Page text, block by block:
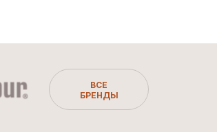
ВСЕ
БРЕНДЫ